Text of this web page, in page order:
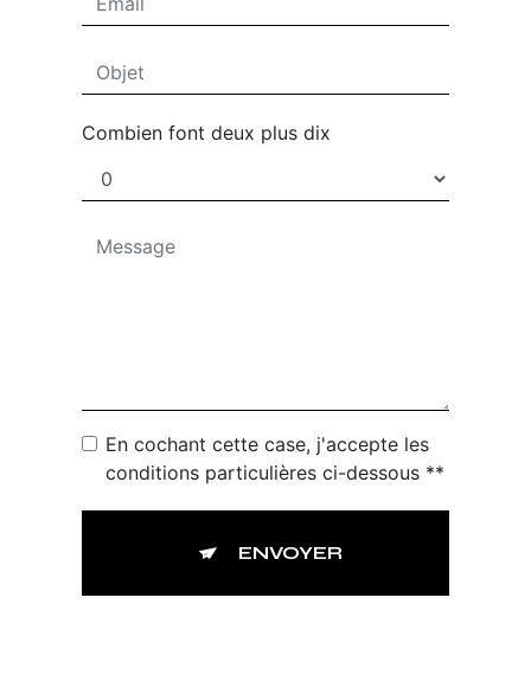
Combien font deux plus dix
En cochant cette case, j'accepte les
conditions particulières ci-dessous **
ENVOYER